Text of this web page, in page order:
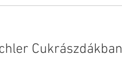
ESKÜVŐ
Cukrászdákban